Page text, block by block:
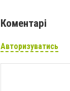
Коментарі
Авторизуватись